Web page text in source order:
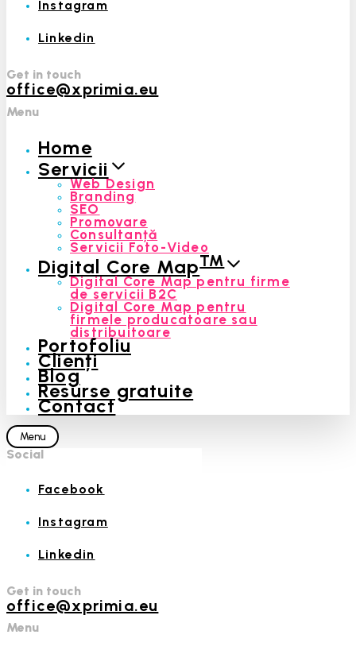
Instagram
Linkedin
Get in touch
office@xprimia.eu
Menu
Home
Servicii
Web Design
Branding
SEO
Promovare
Consultanță
Servicii Foto-Video
Digital Core Map™
Digital Core Map pentru firme
de servicii B2C
Digital Core Map pentru
firmele producatoare sau
distribuitoare
Portofoliu
Clienți
Blog
Resurse gratuite
Contact
Menu
Social
Facebook
Instagram
Linkedin
Get in touch
office@xprimia.eu
Menu